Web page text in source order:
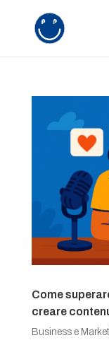
Come
creare
Business e